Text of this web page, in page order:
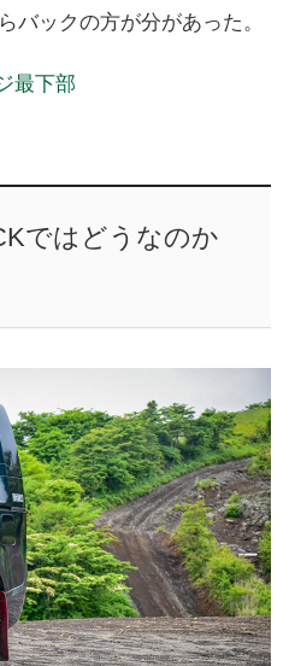
バックの方が分があった。
最下部
ではどうなのか